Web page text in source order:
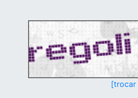
[trocar